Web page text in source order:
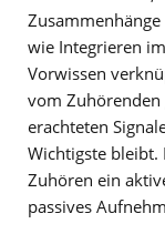
wie Integrieren
Vorwissen
vom Zuhörenden
erachteten
Wichtigste bleibt.
Zuhören ein
passives